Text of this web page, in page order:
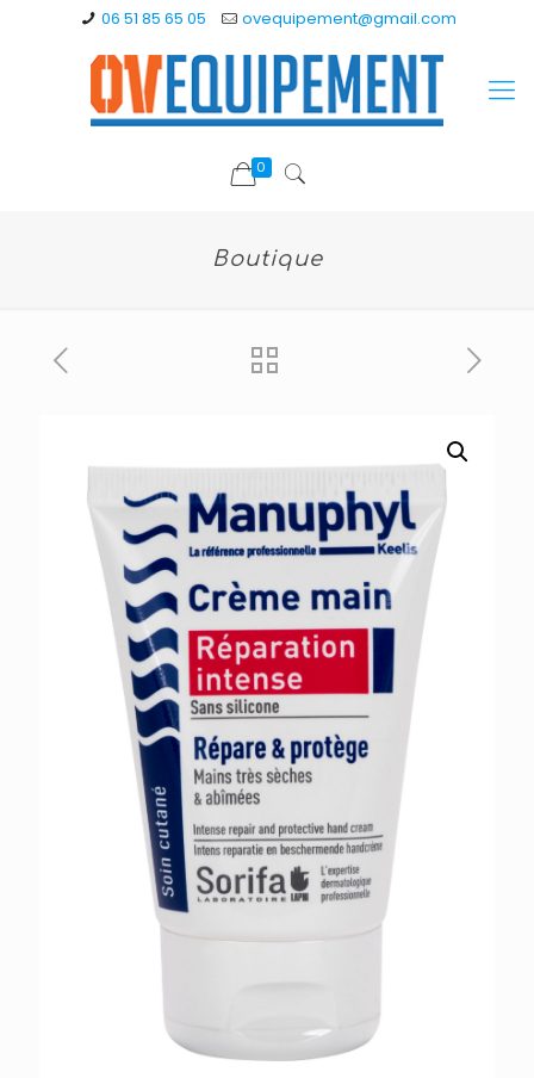
06 51 85 65 05 ovequipement@gmail.com
0
Boutique